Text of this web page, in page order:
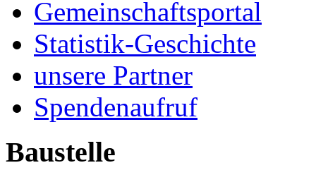
Gemeinschaftsportal
Statistik-Geschichte
unsere Partner
Spendenaufruf
Baustelle